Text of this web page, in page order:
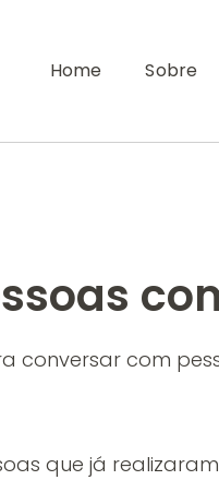
Home Sobre
conversar com
que já